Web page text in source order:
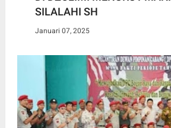
SILALAHI SH
Januari 07, 2025